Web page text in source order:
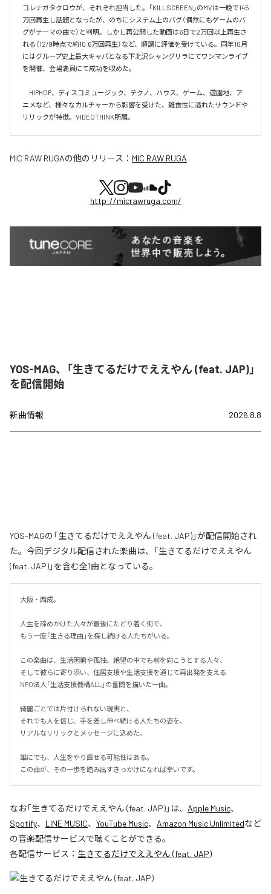
コレナガタクロウが、それぞれ担当した。「KILL SCREEN」のMVは一晩で145
万回再生し話題となったが、のちにシステム上のバグ（偶然にもゲームのバ
グがテーマの曲で）と判明。しかし再公開した動画は6日で2万回以上再生さ
れる（12/9時点で約10.6万回再生）など、順調に評価を受けている。同年10月
にはグループ史上最大キャパとなる下北沢シャングリラにてワンマンライブ
を開催、会場満員にて成功を収めた。
HIPHOP、ディスコミュージック、テクノ、ハウス、ゲーム、遊園地、ア
ニメなど、様々なカルチャーから影響を受けた、雑食性に溢れたサウンドや
リリックが特徴。VIDEOTHINK所属。
MIC RAW RUGAの他のリリース： MIC RAW RUGA
http://micrawruga.com/
YOS-MAG、「生きてるだけでええやん (feat. JAP)」
を配信開始
新曲情報 2026.8.8
YOS-MAGの「生きてるだけでええやん (feat. JAP)」が配信開始され
た。今回デジタル配信された楽曲は、「生きてるだけでええやん
(feat. JAP)」を含む全1曲となっている。
大阪・西成。
人生を諦めかけた人々が最後にたどり着く街で、
もう一度「生きる理由」を探し続ける人たちがいる。
この楽曲は、生活困窮や孤独、絶望の中でも前を向こうとする人々、
そして彼らに寄り添い、住居支援や生活支援を通じて再出発を支える
NPO法人「生活支援機構ALL」の奮闘を描いた一曲。
綺麗ごとでは片付けられない現実と、
それでも人を信じ、手を差し伸べ続ける人たちの姿を、
リアルなリリックとメッセージに込めた。
誰にでも、人生をやり直せる可能性はある。
この曲が、その一歩を踏み出すきっかけになれば幸いです。
なお「生きてるだけでええやん (feat. JAP)」は、 Apple Music、
Spotify、 LINE MUSIC、 YouTube Music、 Amazon Music Unlimitedなど
の音楽配信サービスで聴くことができる。
各配信サービス： 生きてるだけでええやん (feat. JAP)